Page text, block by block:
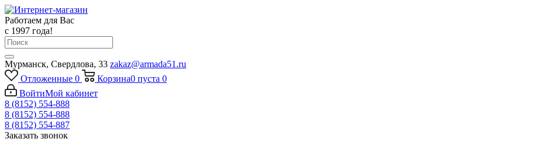
Работаем для Вас
с 1997 года!
Мурманск, Свердлова, 33 zakaz@armada51.ru
Отложенные 0 Корзина0 пуста 0
ВойтиМой кабинет
8 (8152) 554-888
8 (8152) 554-888
8 (8152) 554-887
Заказать звонок